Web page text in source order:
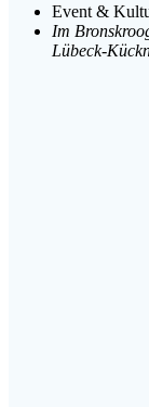
Event &
Im
Lübeck-